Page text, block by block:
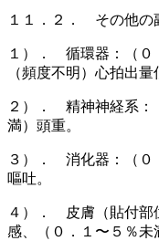
１１．２． その他の
１）． 循環器：（０
（頻度不明）心拍出
２）． 精神神経系：
満）頭重。
３）． 消化器：（０
嘔吐。
４）． 皮膚（貼付部
感、（０．１〜５％未